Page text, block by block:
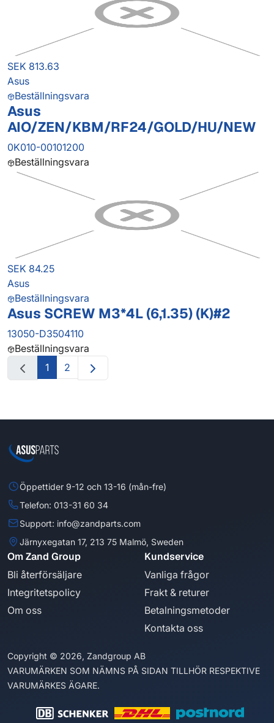
SEK 813.63
Asus
Beställningsvara
Asus
AIO/ZEN/KBM/RF24/GOLD/HU/NEW
0K010-00101200
Beställningsvara
SEK 84.25
Asus
Beställningsvara
Asus SCREW M3*4L (6,1.35) (K)#2
13050-D3504110
Beställningsvara
1
2
Öppettider 9-12 och 13-16 (mån-fre)
Telefon: 013-31 60 34
Support: info@zandparts.com
Järnyxegatan 17, 213 75 Malmö, Sweden
Om Zand Group
Bli återförsäljare
Integritetspolicy
Om oss
Kundservice
Vanliga frågor
Frakt & returer
Betalningsmetoder
Kontakta oss
Copyright © 2026, Zandgroup AB
VARUMÄRKEN SOM NÄMNS PÅ SIDAN TILLHÖR RESPEKTIVE
VARUMÄRKES ÄGARE.